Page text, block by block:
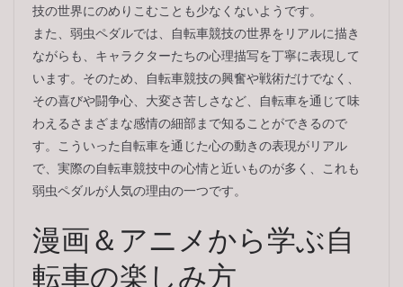
技の世界にのめりこむことも少なくないようです。
また、弱虫ペダルでは、自転車競技の世界をリアルに描き
ながらも、キャラクターたちの心理描写を丁寧に表現して
います。そのため、自転車競技の興奮や戦術だけでなく、
その喜びや闘争心、大変さ苦しさなど、自転車を通じて味
わえるさまざまな感情の細部まで知ることができるので
す。こういった自転車を通じた心の動きの表現がリアル
で、実際の自転車競技中の心情と近いものが多く、これも
弱虫ペダルが人気の理由の一つです。
漫画＆アニメから学ぶ自
転車の楽しみ方